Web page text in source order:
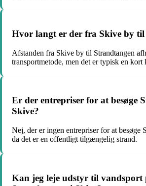
Hvor langt er der fra Skive by
Afstanden fra Skive by til Strandtangen
transportmetode, men det er typisk en kort
Er der entrepriser for at besøge
Skive?
Nej, der er ingen entrepriser for at besøge
da det er en offentligt tilgængelig strand.
Kan jeg leje udstyr til vandsport